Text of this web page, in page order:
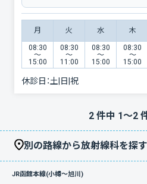
月 火 水 木
08:30
〜
15:00
08:30
〜
11:00
08:30
〜
15:00
08:30
〜
15:00
休診日：土|日|祝
2件中 1〜2
別の路線から放射線科を探す
JR函館本線(小樽～旭川)